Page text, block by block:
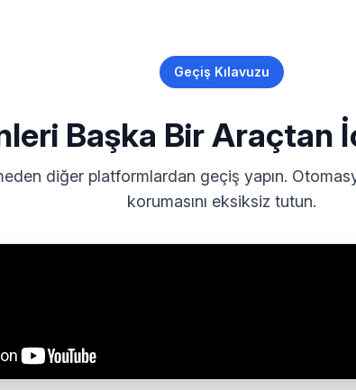
Geçiş Kılavuzu
Başka Bir Araçtan
diğer platformlardan geçiş yapın.
korumasını eksiksiz tutun.